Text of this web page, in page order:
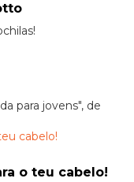
para jovens", de
o teu cabelo!